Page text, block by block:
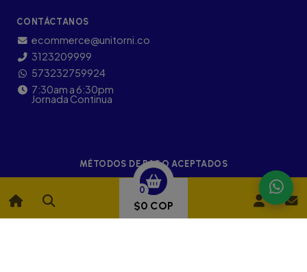
0
$0 COP
CONTÁCTANOS
ecommerce@unitorni.co
3123209999
573232759924
7:30am a 6:30pm
Jornada Continua
MÉTODOS DE PAGO ACEPTADOS